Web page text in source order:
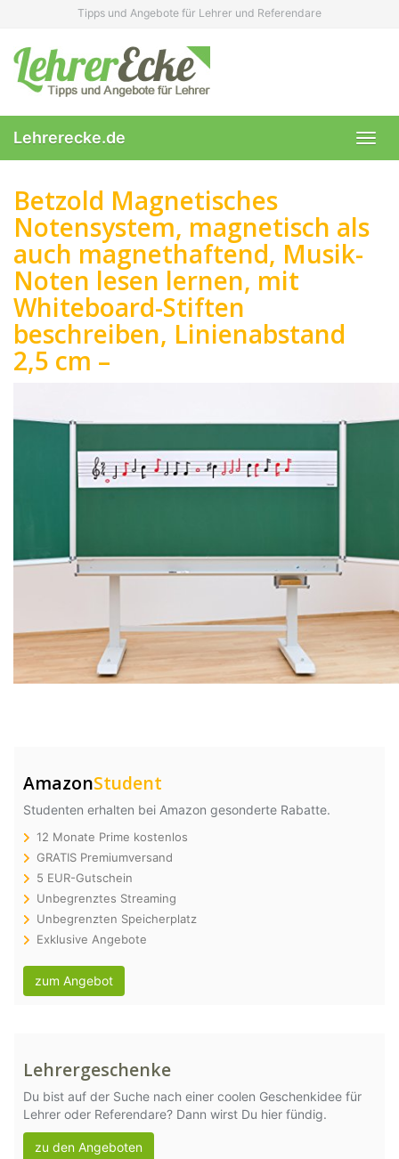
content
Tipps und Angebote für Lehrer und Referendare
Lehrerecke.de
Betzold Magnetisches
Notensystem, magnetisch als
auch magnethaftend, Musik-
Noten lesen lernen, mit
Whiteboard-Stiften
beschreiben, Linienabstand
2,5 cm –
AmazonStudent
Studenten erhalten bei Amazon gesonderte Rabatte.
12 Monate Prime kostenlos
GRATIS Premiumversand
5 EUR-Gutschein
Unbegrenztes Streaming
Unbegrenzten Speicherplatz
Exklusive Angebote
zum Angebot
Lehrergeschenke
Du bist auf der Suche nach einer coolen Geschenkidee für
Lehrer oder Referendare? Dann wirst Du hier fündig.
zu den Angeboten